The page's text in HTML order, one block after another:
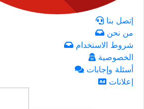
إتصل بنا
من نحن
شروط الاستخدام
الخصوصية
أسئلة وإجابات
إعلانات